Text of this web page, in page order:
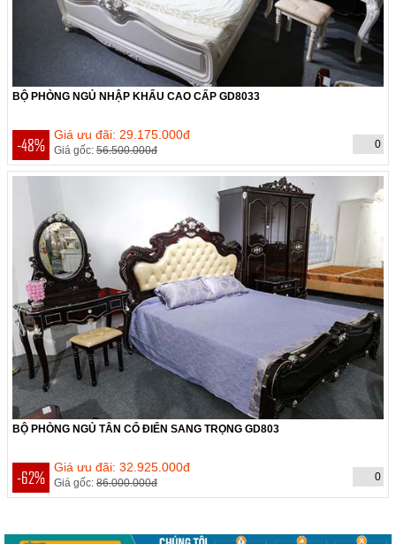
BỘ PHÒNG NGỦ NHẬP KHẨU CAO CẤP GD8033
-48% Giá ưu đãi: 29.175.000đ
Giá gốc: 56.500.000đ 0
BỘ PHÒNG NGỦ TÂN CỔ ĐIỂN SANG TRỌNG GD803
-62% Giá ưu đãi: 32.925.000đ
Giá gốc: 86.000.000đ 0